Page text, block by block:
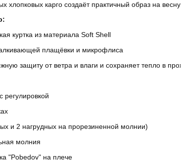
хлопковых карго создаёт практичный образ на
куртка из материала Soft Shell
плащёвки и микрофлиса
защиту от ветра и влаги и сохраняет тепло в
и 2 нагрудных на прорезиненной молнии)
молния
"Pobedov" на плече